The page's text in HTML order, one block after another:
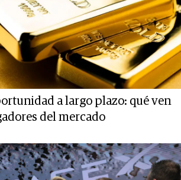
a largo plazo: qué ven
del mercado